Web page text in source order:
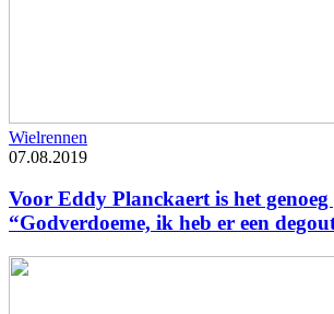
Wielrennen
07.08.2019
Voor Eddy Planckaert is het genoeg
“Godverdoeme, ik heb er een